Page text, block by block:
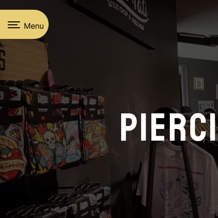
Menu
Panneau de gestion des cookies